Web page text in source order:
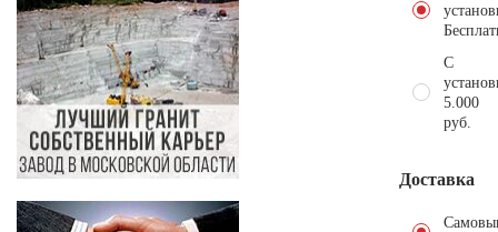
С
5.000
руб.
Доставка